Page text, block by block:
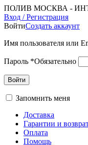
ПОЛИВ МОСКВА -
Вход / Регистрация
ВойтиСоздать аккаунт
Имя пользователя или
Пароль *Обязательно
Войти
Запомнить меня
Доставка
Гарантии и
Оплата
Помощь